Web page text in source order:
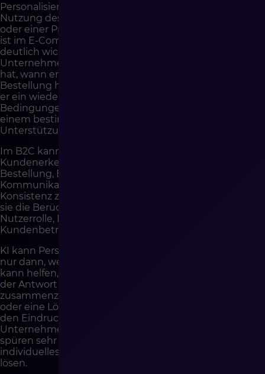
Personalisierung im Kundenservice wird häufig mit der
Nutzung des Namens, der Anpassung der Nachricht
oder einer Produktempfehlung assoziiert. In der Praxis
ist im E-Commerce die Personalisierung des Kontexts
deutlich wichtiger. Der Kunde möchte, dass das
Unternehmen seine Situation versteht: was er gekauft
hat, wann er gekauft hat, welchen Status seine
Bestellung hat, welche früheren Anfragen er hatte, ob
er ein wiederkehrender Kunde ist, ob er individuelle
Bedingungen hat, ob er im B2B handelt, ob er auf
einem bestimmten Markt kauft und welche Art von
Unterstützung er benötigt.
Im B2C kann Personalisierung des Service schnellere
Kundenerkennung, Anpassung der Antwort an die
Bestellung, Empfehlung einer Lösung,
Kommunikationssprache, Zugriff auf Kaufhistorie und
Konsistenz zwischen Kanälen bedeuten. Im B2B kann
sie die Berücksichtigung von Preisliste, Vertrag,
Nutzerrolle, Limits, Zusammenarbeitshistorie,
Kundenbetreuer und Freigabeprozess bedeuten.
KI kann Personalisierung des Service unterstützen, aber
nur dann, wenn sie Daten verantwortungsvoll nutzt. Sie
kann helfen, die Kundenhistorie zu verstehen, den Ton
der Antwort vorzuschlagen, frühere Anfragen
zusammenzufassen, das Kundensegment zu erkennen
oder eine Lösung vorzuschlagen. Sie sollte jedoch nicht
den Eindruck von Personalisierung erzeugen, wenn das
Unternehmen keinen echten Kontext hat. Kunden
spüren sehr schnell automatische Nachrichten, die
individuelles Vorgehen vortäuschen, aber den Fall nicht
lösen.